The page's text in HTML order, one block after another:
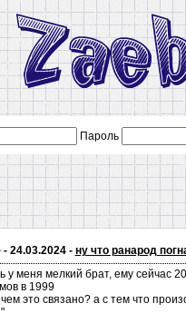
Пароль
- 24.03.2024 - ну что ранарод
у меня мелкий брат, ему сейчас
в 1999
это связано? а с тем что